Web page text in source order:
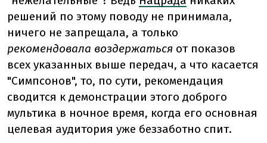
решений по этому поводу не принимала,
ничего не запрещала, а только
рекомендовала воздержаться от показов
всех указанных выше передач, а что касается
"Симпсонов", то, по сути, рекомендация
сводится к демонстрации этого доброго
мультика в ночное время, когда его основная
целевая аудитория уже беззаботно спит.